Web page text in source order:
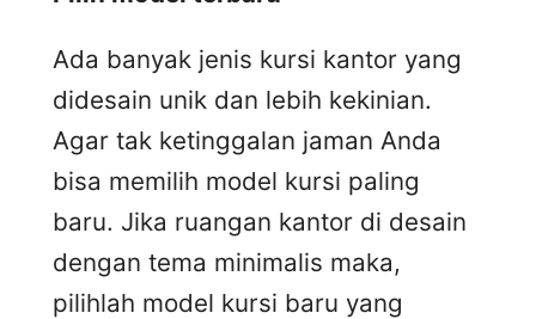
Ada banyak jenis kursi kantor yang
didesain unik dan lebih kekinian.
Agar tak ketinggalan jaman Anda
bisa memilih model kursi paling
baru. Jika ruangan kantor di desain
dengan tema minimalis maka,
pilihlah model kursi baru yang